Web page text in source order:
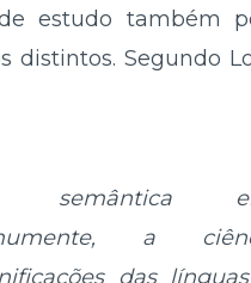
estudo também
distintos. Segundo
semântica
a
das